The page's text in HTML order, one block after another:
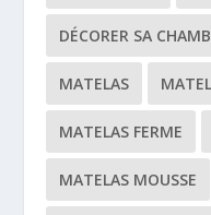
DÉCORER SA
MATELAS
MATELAS FERME
MATELAS MOUSSE